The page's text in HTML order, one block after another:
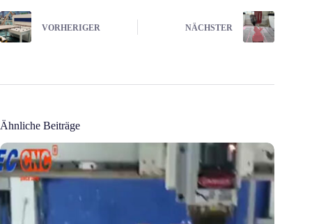
VORHERIGER NÄCHSTER
Ähnliche Beiträge